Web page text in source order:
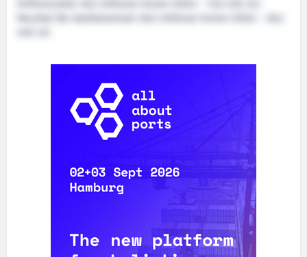
Resultat før skattekostnad: 40,0 millionar kroner (2022: - 28,3